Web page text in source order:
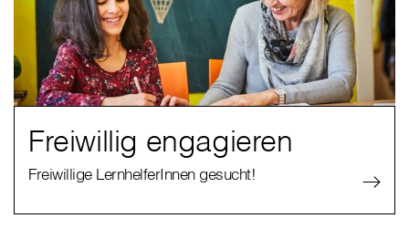
Freiwillig engagieren
Freiwillige LernhelferInnen gesucht!